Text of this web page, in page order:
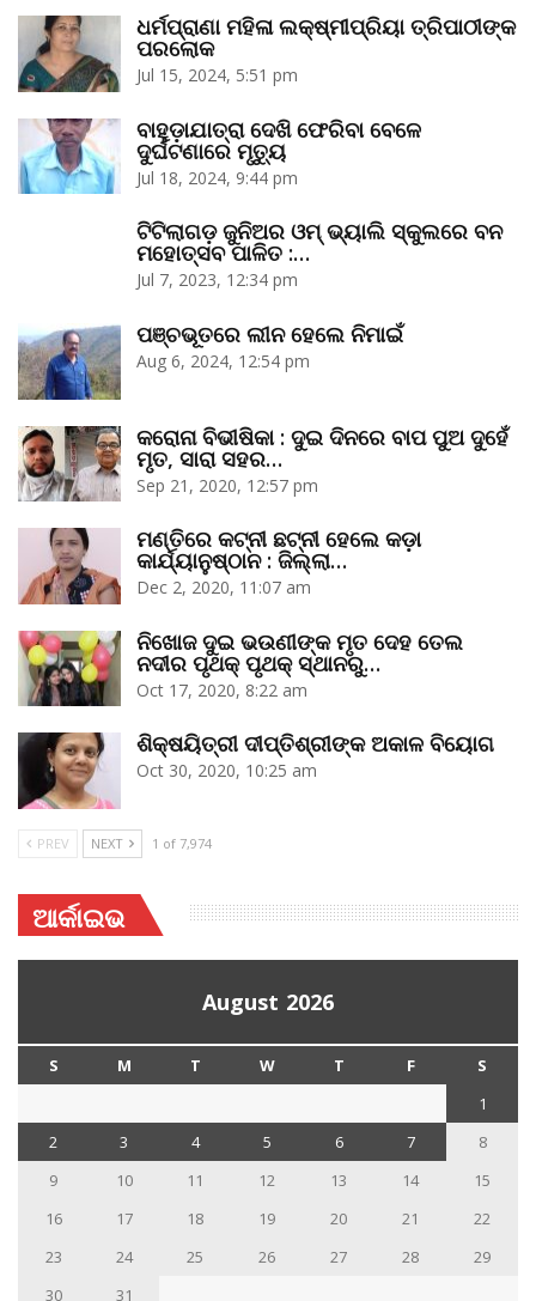
ଧର୍ମପ୍ରାଣା ମହିଳା ଲକ୍ଷ୍ମୀପ୍ରିୟା ତ୍ରିପାଠୀଙ୍କ
ପରଲୋକ
Jul 15, 2024, 5:51 pm
ବାହୁଡ଼ାଯାତ୍ରା ଦେଖି ଫେରିବା ବେଳେ
ଦୁର୍ଘଟଣାରେ ମୃତ୍ୟୁ
Jul 18, 2024, 9:44 pm
ଟିଟିଲାଗଡ଼ ଜୁନିଅର ଓମ୍‌ ଭ୍ୟାଲି ସ୍କୁଲରେ ବନ
ମହୋତ୍ସବ ପାଳିତ :…
Jul 7, 2023, 12:34 pm
ପଞ୍ଚଭୂତରେ ଲୀନ ହେଲେ ନିମାଇଁ
Aug 6, 2024, 12:54 pm
କରୋନା ବିଭୀଷିକା : ଦୁଇ ଦିନରେ ବାପ ପୁଅ ଦୁହେଁ
ମୃତ, ସାରା ସହର…
Sep 21, 2020, 12:57 pm
ମଣ୍ତିରେ କଟ୍‌ନୀ ଛଟ୍‌ନୀ ହେଲେ କଡ଼ା
କାର୍ଯ୍ୟାନୁଷ୍ଠାନ : ଜିଲ୍ଲା…
Dec 2, 2020, 11:07 am
ନିଖୋଜ ଦୁଇ ଭଉଣୀଙ୍କ ମୃତ ଦେହ ତେଲ
ନଦୀର ପୃଥକ୍‌ ପୃଥକ୍‌ ସ୍ଥାନରୁ…
Oct 17, 2020, 8:22 am
ଶିକ୍ଷୟିତ୍ରୀ ଦୀପ୍ତିଶ୍ରୀଙ୍କ ଅକାଳ ବିୟୋଗ
Oct 30, 2020, 10:25 am
PREV NEXT 1 of 7,974
ଆର୍କାଇଭ
August 2026
S M T W T F
S
1
2
3 4 5 6 7
8
9
10 11 12 13 14
15
16
17 18 19 20 21
22
23
24 25 26 27 28
29
30
31